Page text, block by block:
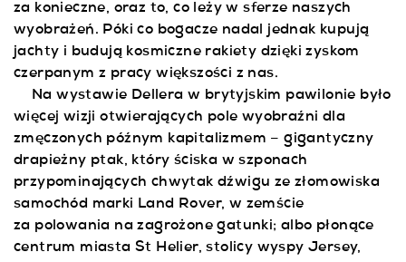
za konieczne, oraz to, co leży w sferze naszych
wyobrażeń. Póki co bogacze nadal jednak kupują
jachty i budują kosmiczne rakiety dzięki zyskom
czerpanym z pracy większości z nas.
Na wystawie Dellera w brytyjskim pawilonie było
więcej wizji otwierających pole wyobraźni dla
zmęczonych późnym kapitalizmem – gigantyczny
drapieżny ptak, który ściska w szponach
przypominających chwytak dźwigu ze złomowiska
samochód marki Land Rover, w zemście
za polowania na zagrożone gatunki; albo płonące
centrum miasta St Helier, stolicy wyspy Jersey,